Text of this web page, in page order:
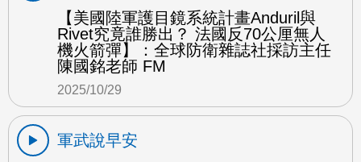
【美國陸軍護目鏡系統計畫Anduril與
Rivet究竟誰勝出？ 法國反70公厘無人
機火箭彈】：全球防衛雜誌社採訪主任
陳國銘老師 FM
2025/10/29
軍武說早安